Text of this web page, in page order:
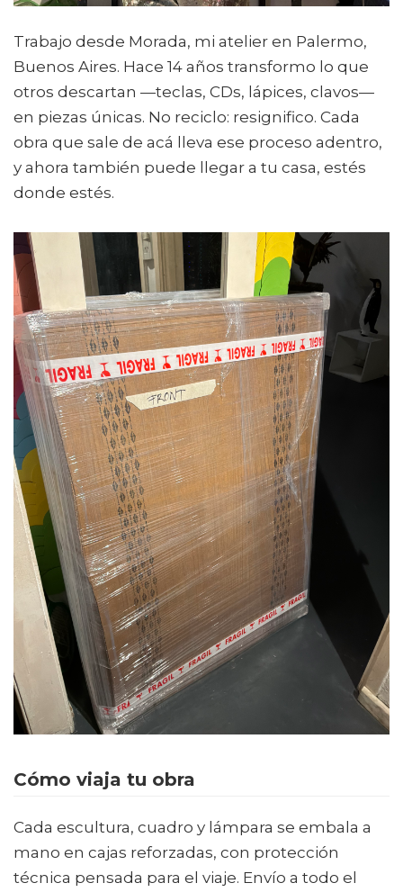
Trabajo desde Morada, mi atelier en Palermo,
Buenos Aires. Hace 14 años transformo lo que
otros descartan —teclas, CDs, lápices, clavos—
en piezas únicas. No reciclo: resignifico. Cada
obra que sale de acá lleva ese proceso adentro,
y ahora también puede llegar a tu casa, estés
donde estés.
Cómo viaja tu obra
Cada escultura, cuadro y lámpara se embala a
mano en cajas reforzadas, con protección
técnica pensada para el viaje. Envío a todo el